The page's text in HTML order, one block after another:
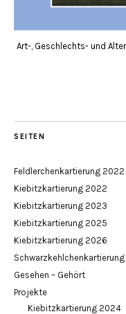
Art-, Geschlechts- und
SEITEN
Feldlerchenkartierung 2022
Kiebitzkartierung 2022
Kiebitzkartierung 2023
Kiebitzkartierung 2025
Kiebitzkartierung 2026
Gesehen – Gehört
Projekte
Kiebitzkartierung 2024